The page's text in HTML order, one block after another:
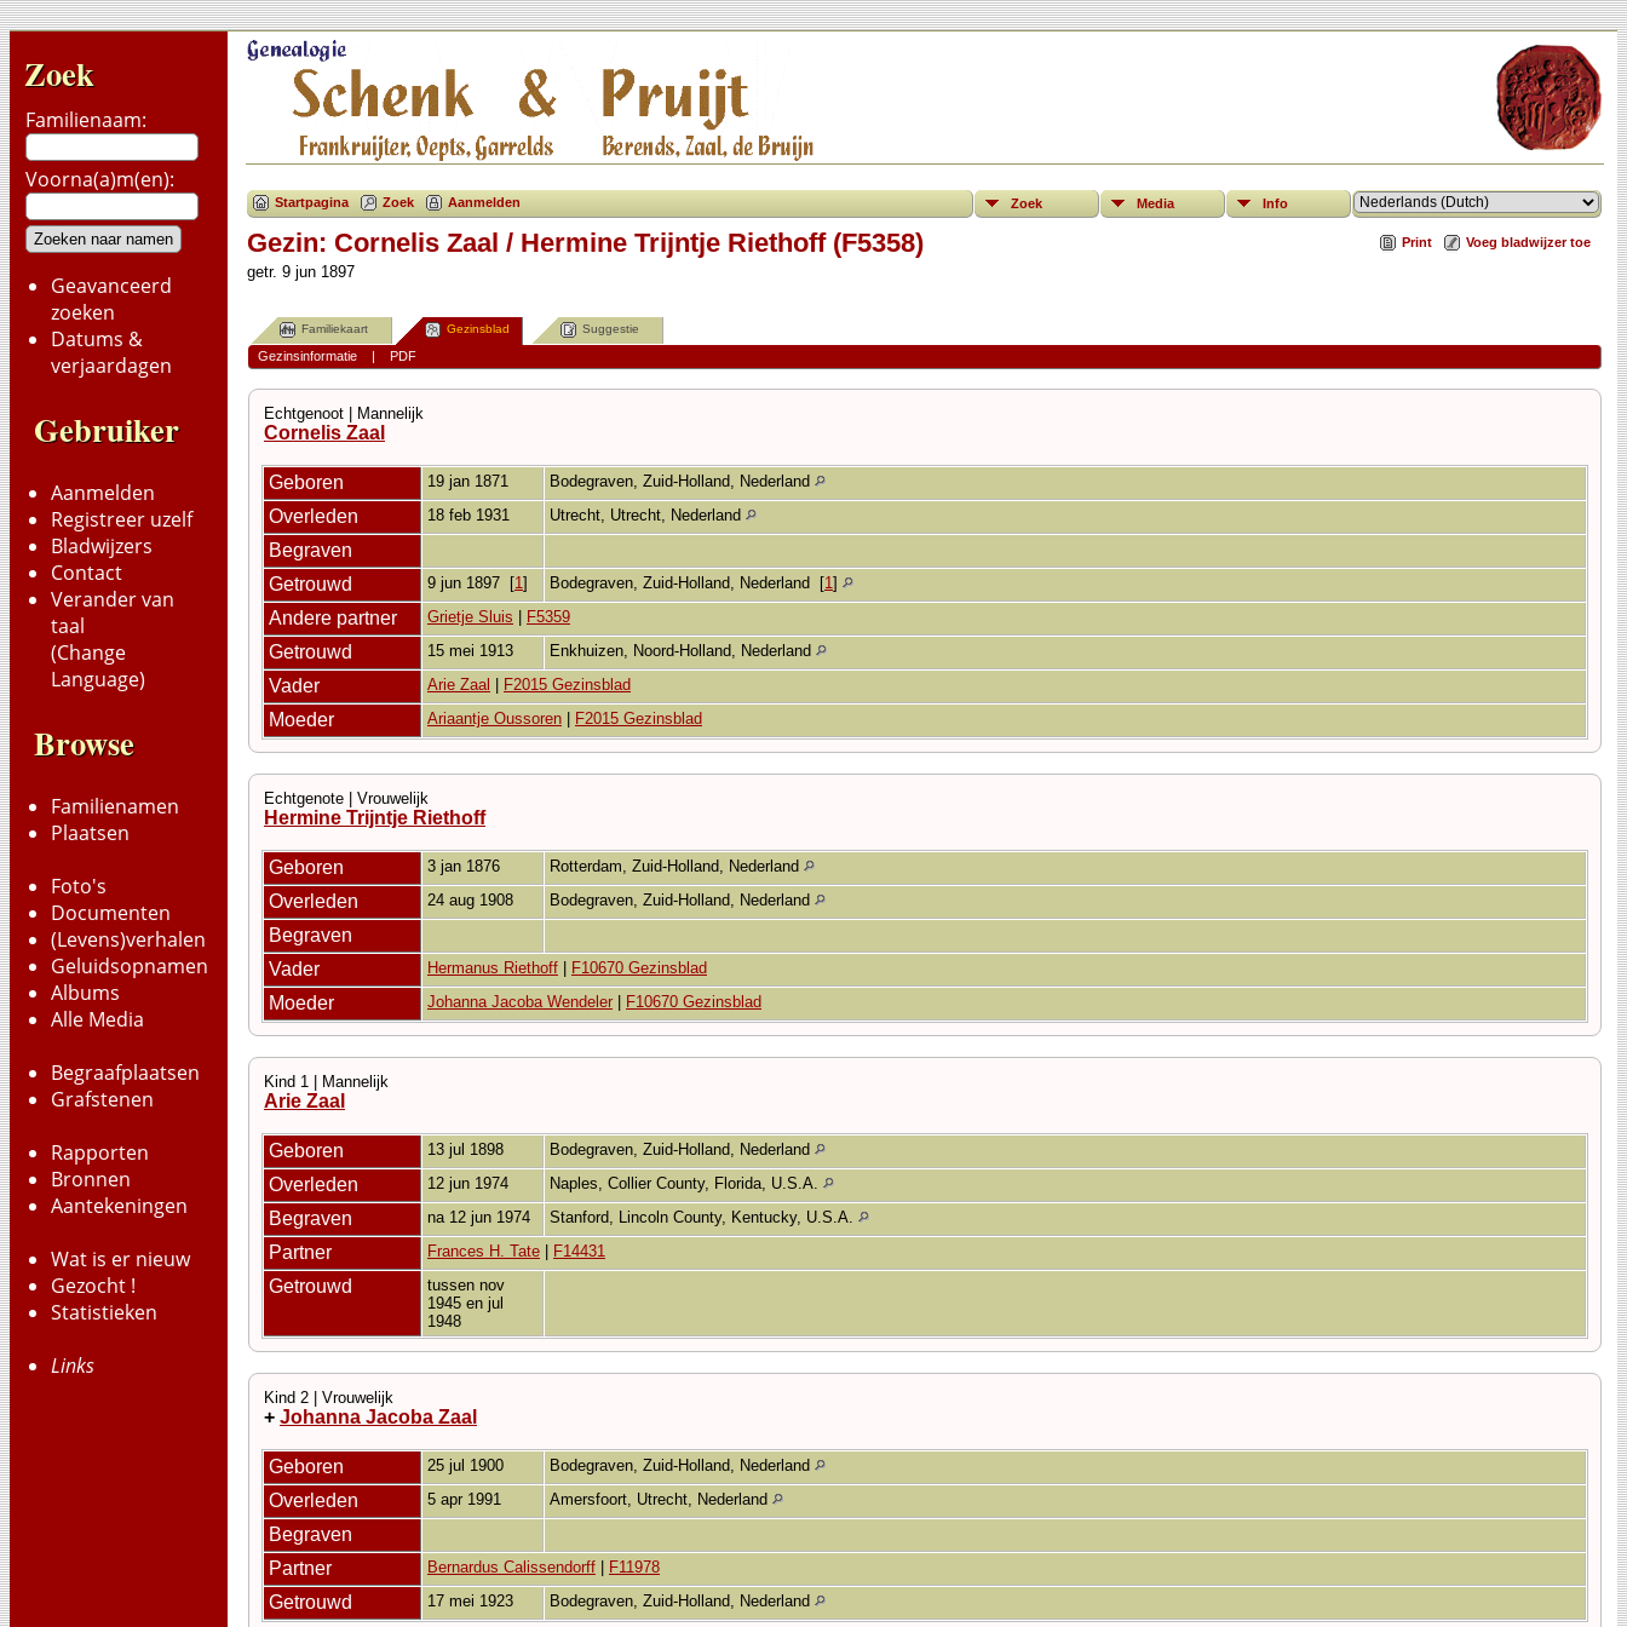
Zoek
Familienaam:
Voorna(a)m(en):
Geavanceerd
zoeken
Datums &
verjaardagen
Gebruiker
Aanmelden
Registreer uzelf
Bladwijzers
Contact
Verander van
taal
(Change
Language)
Browse
Familienamen
Plaatsen
Foto's
Documenten
(Levens)verhalen
Geluidsopnamen
Albums
Alle Media
Begraafplaatsen
Grafstenen
Rapporten
Bronnen
Aantekeningen
Wat is er nieuw
Gezocht !
Statistieken
Links
Startpagina Zoek Aanmelden Zoek Media Info
Print Voeg bladwijzer toe
Gezin: Cornelis Zaal / Hermine Trijntje Riethoff (F5358)
getr. 9 jun 1897
Familiekaart Gezinsblad Suggestie
Gezinsinformatie| PDF
Echtgenoot | Mannelijk
Cornelis Zaal
Geboren 19 jan 1871 Bodegraven, Zuid-Holland, Nederland
Overleden 18 feb 1931 Utrecht, Utrecht, Nederland
Begraven
Getrouwd
9 jun 1897 [1] Bodegraven, Zuid-Holland, Nederland [1]
Andere partner Grietje Sluis | F5359
Getrouwd 15 mei 1913 Enkhuizen, Noord-Holland, Nederland
Vader Arie Zaal | F2015 Gezinsblad
Moeder Ariaantje Oussoren | F2015 Gezinsblad
Echtgenote | Vrouwelijk
Hermine Trijntje Riethoff
Geboren 3 jan 1876 Rotterdam, Zuid-Holland, Nederland
Overleden 24 aug 1908 Bodegraven, Zuid-Holland, Nederland
Begraven
Vader
Hermanus Riethoff | F10670 Gezinsblad
Moeder Johanna Jacoba Wendeler | F10670 Gezinsblad
Kind 1 | Mannelijk
Arie Zaal
Geboren 13 jul 1898 Bodegraven, Zuid-Holland, Nederland
Overleden 12 jun 1974 Naples, Collier County, Florida, U.S.A.
Begraven na 12 jun 1974 Stanford, Lincoln County, Kentucky, U.S.A.
Partner Frances H. Tate | F14431
Getrouwd
tussen nov
1945 en jul
1948
Kind 2 | Vrouwelijk
+ Johanna Jacoba Zaal
Geboren 25 jul 1900 Bodegraven, Zuid-Holland, Nederland
Overleden 5 apr 1991 Amersfoort, Utrecht, Nederland
Begraven
Partner
Bernardus Calissendorff | F11978
Getrouwd 17 mei 1923 Bodegraven, Zuid-Holland, Nederland